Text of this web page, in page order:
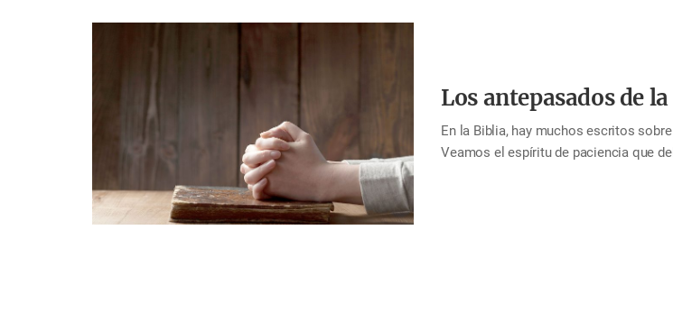
Los antepasados de
En la Biblia, hay muchos escritos
Veamos el espíritu de paciencia que